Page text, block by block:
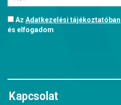
Az Adatkezelési tájékoztatóban
és elfogadom
Kapcsolat